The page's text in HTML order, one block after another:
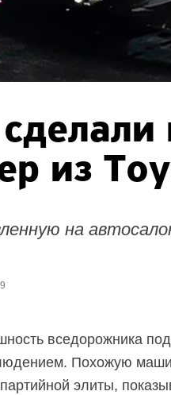
из
на
9
вседорожника
Похожую
элиты,